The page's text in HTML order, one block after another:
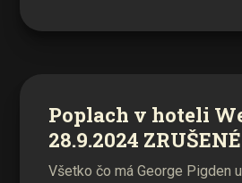
Poplach v hoteli
28.9.2024 ZRUŠENÉ
Všetko čo má George Pigden